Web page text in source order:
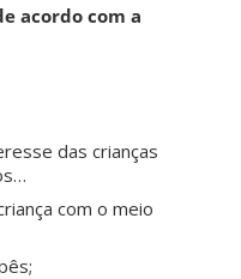
acordo com a
das crianças
com o meio